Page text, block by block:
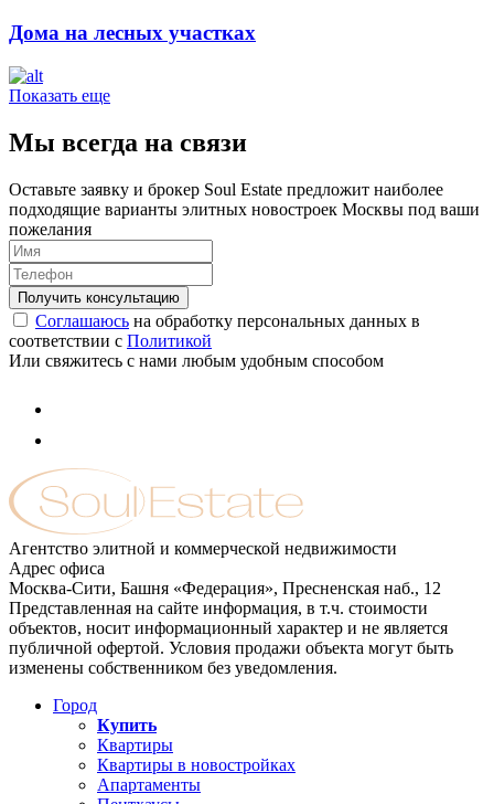
Дома на лесных участках
Показать еще
Мы всегда на связи
Оставьте заявку и брокер Soul Estate предложит наиболее
подходящие варианты элитных новостроек Москвы под ваши
пожелания
Соглашаюсь на обработку персональных данных в
соответствии с Политикой
Или свяжитесь с нами любым удобным способом
Агентство элитной и коммерческой недвижимости
Адрес офиса
Москва-Сити, Башня «Федерация», Пресненская наб., 12
Представленная на сайте информация, в т.ч. стоимости
объектов, носит информационный характер и не является
публичной офертой. Условия продажи объекта могут быть
изменены собственником без уведомления.
Город
Купить
Квартиры
Квартиры в новостройках
Апартаменты